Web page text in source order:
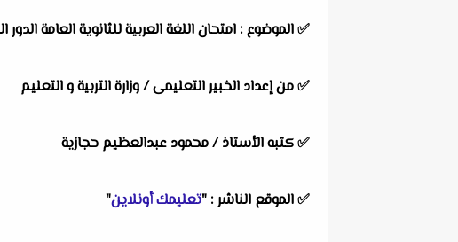
✅الموضوع : امتحان اللغة العربية للثانوية العامة الدور الثانى
✅من إعداد الخبير التعليمى /وزارة التربية و التعليم
✅كتبه الأستاذ / محمود عبدالعظيم حجازية
✅الموقع الناشر : "تعليمك أونلاين"